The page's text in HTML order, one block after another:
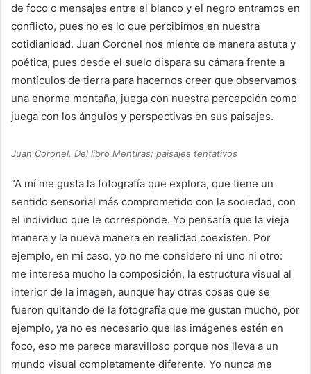
de foco o mensajes entre el blanco y el negro entramos en
conflicto, pues no es lo que percibimos en nuestra
cotidianidad. Juan Coronel nos miente de manera astuta y
poética, pues desde el suelo dispara su cámara frente a
montículos de tierra para hacernos creer que observamos
una enorme montaña, juega con nuestra percepción como
juega con los ángulos y perspectivas en sus paisajes.
Juan Coronel. Del libro Mentiras: paisajes tentativos
“A mí me gusta la fotografía que explora, que tiene un
sentido sensorial más comprometido con la sociedad, con
el individuo que le corresponde. Yo pensaría que la vieja
manera y la nueva manera en realidad coexisten. Por
ejemplo, en mi caso, yo no me considero ni uno ni otro:
me interesa mucho la composición, la estructura visual al
interior de la imagen, aunque hay otras cosas que se
fueron quitando de la fotografía que me gustan mucho, por
ejemplo, ya no es necesario que las imágenes estén en
foco, eso me parece maravilloso porque nos lleva a un
mundo visual completamente diferente. Yo nunca me